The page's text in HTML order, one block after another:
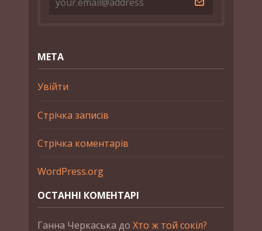
МЕТА
Увійти
Стрічка записів
Стрічка коментарів
WordPress.org
ОСТАННІ КОМЕНТАРІ
Ганна Черкаська до Хто ж той сокіл?